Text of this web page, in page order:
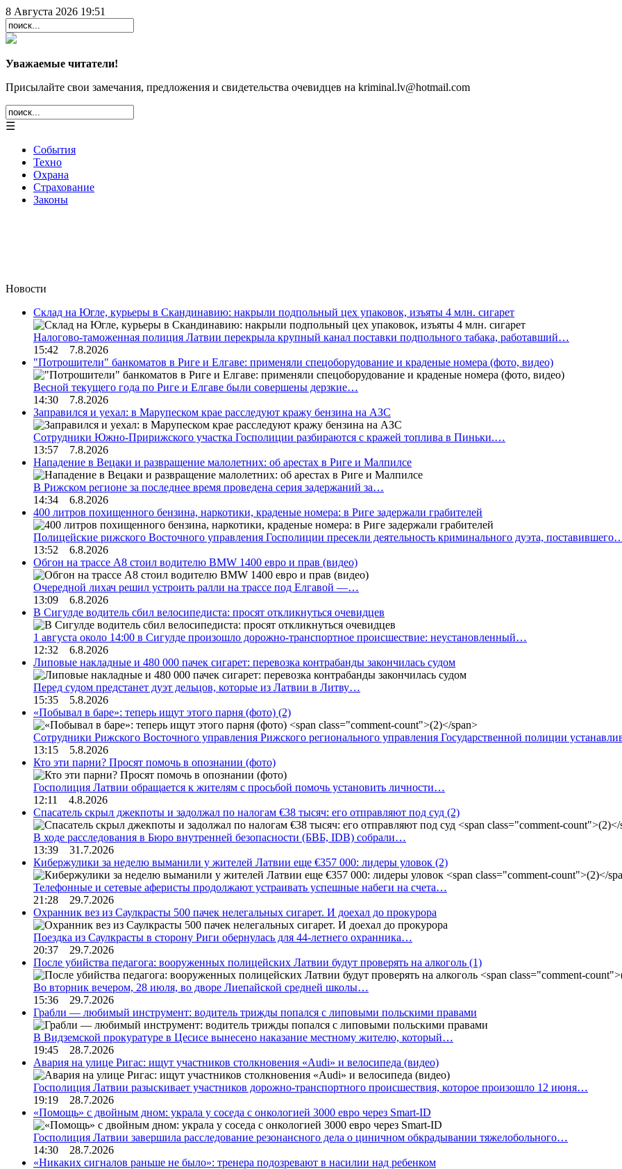
8 Августа 2026 19:51
Уважаемые читатели!
Присылайте свои замечания, предложения и свидетельства очевидцев на kriminal.lv@hotmail.com
☰
События
Техно
Охрана
Страхование
Законы
Новости
Склад на Югле, курьеры в Скандинавию: накрыли подпольный цех упаковок, изъяты 4 млн. сигарет
Налогово-таможенная полиция Латвии перекрыла крупный канал поставки подпольного табака, работавший…
15:42 7.8.2026
"Потрошители" банкоматов в Риге и Елгаве: применяли спецоборудование и краденые номера (фото, видео)
Весной текущего года по Риге и Елгаве были совершены дерзкие…
14:30 7.8.2026
Заправился и уехал: в Марупеском крае расследуют кражу бензина на АЗС
Сотрудники Южно-Пририжского участка Госполиции разбираются с кражей топлива в Пиньки.…
13:57 7.8.2026
Нападение в Вецаки и развращение малолетних: об арестах в Риге и Малпилсе
В Рижском регионе за последнее время проведена серия задержаний за…
14:34 6.8.2026
400 литров похищенного бензина, наркотики, краденые номера: в Риге задержали грабителей
Полицейские рижского Восточного управления Госполиции пресекли деятельность криминального дуэта,
13:52 6.8.2026
Обгон на трассе А8 стоил водителю BMW 1400 евро и прав (видео)
Очередной лихач решил устроить ралли на трассе под Елгавой —…
13:09 6.8.2026
В Сигулде водитель сбил велосипедиста: просят откликнуться очевидцев
1 августа около 14:00 в Сигулде произошло дорожно-транспортное происшествие: неустановленный…
12:32 6.8.2026
Липовые накладные и 480 000 пачек сигарет: перевозка контрабанды закончилась судом
Перед судом предстанет дуэт дельцов, которые из Латвии в Литву…
15:35 5.8.2026
«Побывал в баре»: теперь ищут этого парня (фото) (2)
Сотрудники Рижского Восточного управления Рижского регионального управления Государственной полиции
13:15 5.8.2026
Кто эти парни? Просят помочь в опознании (фото)
Госполиция Латвии обращается к жителям с просьбой помочь установить личности…
12:11 4.8.2026
Спасатель скрыл джекпоты и задолжал по налогам €38 тысяч: его отправляют под суд (2)
В ходе расследования в Бюро внутренней безопасности (БВБ, IDB) собрали…
13:39 31.7.2026
Кибержулики за неделю выманили у жителей Латвии еще €357 000: лидеры уловок (2)
Телефонные и сетевые аферисты продолжают устраивать успешные набеги на счета…
21:28 29.7.2026
Охранник вез из Саулкрасты 500 пачек нелегальных сигарет. И доехал до прокурора
Поездка из Саулкрасты в сторону Риги обернулась для 44-летнего охранника…
20:37 29.7.2026
После убийства педагога: вооруженных полицейских Латвии будут проверять на алкоголь (1)
Во вторник вечером, 28 июля, во дворе Лиепайской средней школы…
15:36 29.7.2026
Грабли — любимый инструмент: водитель трижды попался с липовыми польскими правами
В Видземской прокуратуре в Цесисе вынесено наказание местному жителю, который…
19:45 28.7.2026
Авария на улице Ригас: ищут участников столкновения «Audi» и велосипеда (видео)
Госполиция Латвии разыскивает участников дорожно-транспортного происшествия, которое произошло 12 июня…
19:19 28.7.2026
«Помощь» с двойным дном: украла у соседа с онкологией 3000 евро через Smart-ID
Госполиция Латвии завершила расследование резонансного дела о циничном обкрадывании тяжелобольного…
14:30 28.7.2026
«Никаких сигналов раньше не было»: тренера подозревают в насилии над ребенком